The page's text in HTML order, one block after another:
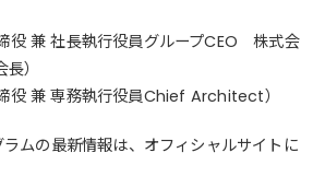
役 兼 社長執行役員グループCEO 株式会
）
役 兼 専務執行役員Chief Architect）
ムの最新情報は、オフィシャルサイトに